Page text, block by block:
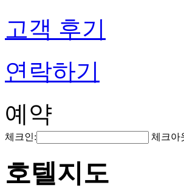
고객 후기
연락하기
예약
체크인: 체크아
호텔지도